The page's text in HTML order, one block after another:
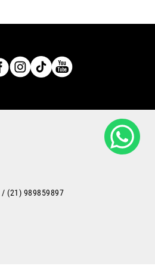
/ (21) 989859897